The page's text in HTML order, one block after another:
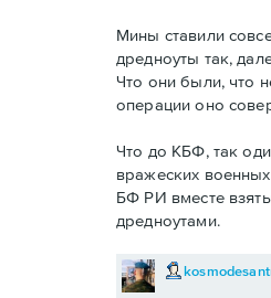
Мины ставили
дредноуты так,
Что они были, что
операции оно
Что до КБФ, так
вражеских
БФ РИ вместе
дредноутами.